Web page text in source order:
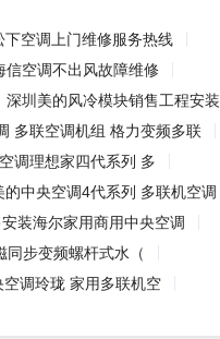
下空调上门维修服务热线
信空调不出风故障维修
深圳美的风冷模块销售工程安装
多联空调机组 格力变频多联
调理想家四代系列 多
的中央空调4代系列 多联机空调
装海尔家用商用中央空调
同步变频螺杆式水（
调玲珑 家用多联机空